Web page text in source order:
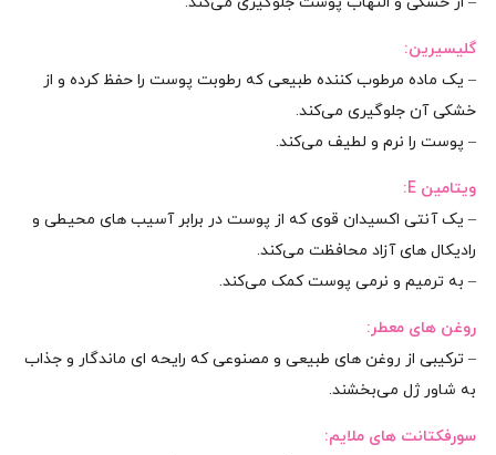
گلیسیرین:
– یک ماده مرطوب‌ کننده طبیعی که رطوبت پوست را حفظ کرده و از
خشکی آن جلوگیری می‌کند.
– پوست را نرم و لطیف می‌کند.
ویتامین E:
– یک آنتی‌ اکسیدان قوی که از پوست در برابر آسیب‌ های محیطی و
رادیکال‌ های آزاد محافظت می‌کند.
– به ترمیم و نرمی پوست کمک می‌کند.
روغن‌ های معطر:
– ترکیبی از روغن‌ های طبیعی و مصنوعی که رایحه‌ ای ماندگار و جذاب
به شاور ژل می‌بخشند.
سورفکتانت‌ های ملایم: